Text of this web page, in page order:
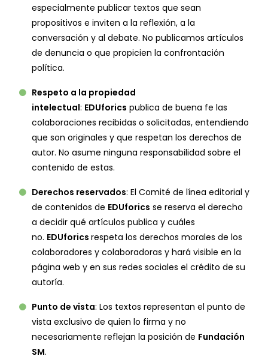
especialmente publicar textos que sean
propositivos e inviten a la reflexión, a la
conversación y al debate. No publicamos artículos
de denuncia o que propicien la confrontación
política.
Respeto a la propiedad
intelectual: EDUforics publica de buena fe las
colaboraciones recibidas o solicitadas, entendiendo
que son originales y que respetan los derechos de
autor. No asume ninguna responsabilidad sobre el
contenido de estas.
Derechos reservados: El Comité de línea editorial y
de contenidos de EDUforics se reserva el derecho
a decidir qué artículos publica y cuáles
no. EDUforics respeta los derechos morales de los
colaboradores y colaboradoras y hará visible en la
página web y en sus redes sociales el crédito de su
autoría.
Punto de vista: Los textos representan el punto de
vista exclusivo de quien lo firma y no
necesariamente reflejan la posición de Fundación
SM.